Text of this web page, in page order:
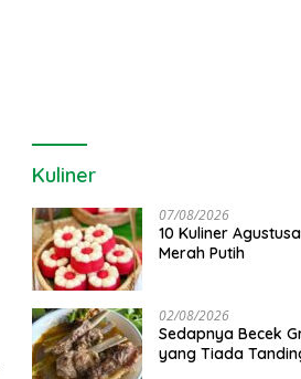
Kuliner
07/08/2026
10 Kuliner
Merah Putih
02/08/2026
Sedapnya Becek
yang Tiada